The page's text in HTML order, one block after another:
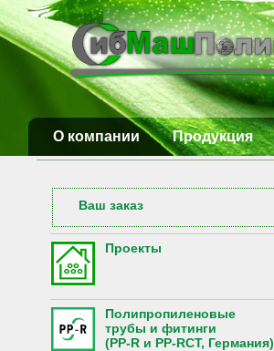
О компании Продукция
Ваш заказ
Проекты
Полипропиленовые
трубы и фитинги
(PP-R и PP-RCT, Германия)